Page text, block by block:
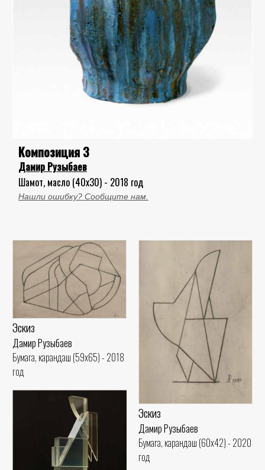
Композиция 3
Дамир Рузыбаев
Шамот, масло (40x30) - 2018 год
Нашли ошибку? Сообщите нам.
Эскиз
Дамир Рузыбаев
Бумага, карандаш (59x65) - 2018
год
Эскиз
Дамир Рузыбаев
Бумага, карандаш (60x42) - 2020
год